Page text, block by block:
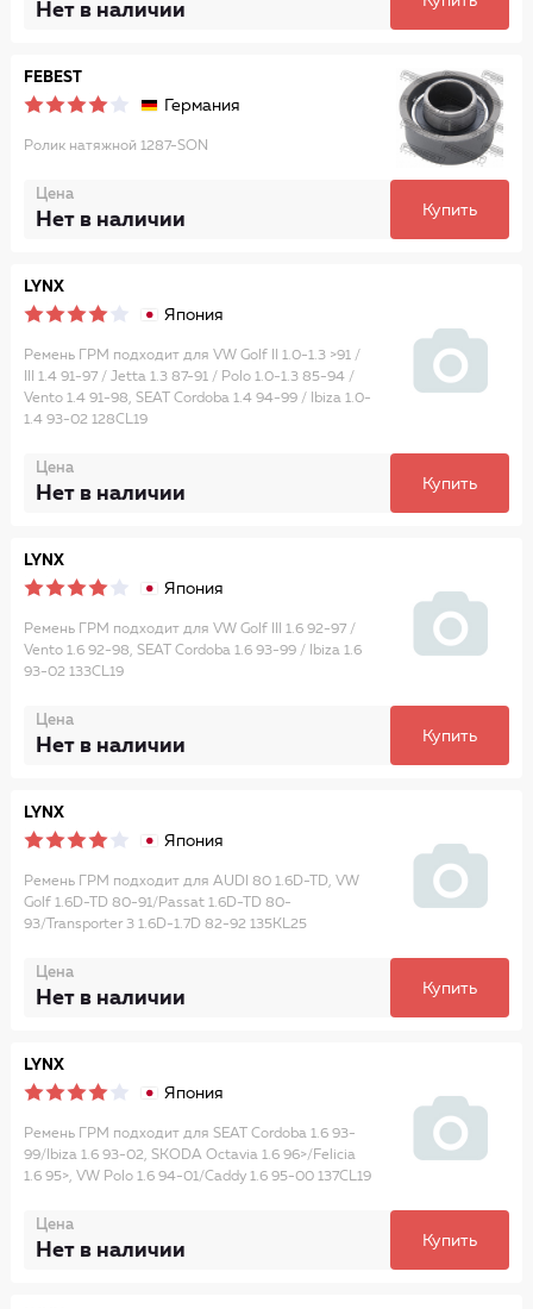
Нет в наличии
FEBEST
Германия
Ролик натяжной 1287-SON
Цена
Нет в наличии Купить
LYNX
Япония
Ремень ГРМ подходит для VW Golf II 1.0-1.3 >91 /
III 1.4 91-97 / Jetta 1.3 87-91 / Polo 1.0-1.3 85-94 /
Vento 1.4 91-98, SEAT Cordoba 1.4 94-99 / Ibiza 1.0-
1.4 93-02 128CL19
Цена
Нет в наличии Купить
LYNX
Япония
Ремень ГРМ подходит для VW Golf III 1.6 92-97 /
Vento 1.6 92-98, SEAT Cordoba 1.6 93-99 / Ibiza 1.6
93-02 133CL19
Цена
Нет в наличии Купить
LYNX
Япония
Ремень ГРМ подходит для AUDI 80 1.6D-TD, VW
Golf 1.6D-TD 80-91/Passat 1.6D-TD 80-
93/Transporter 3 1.6D-1.7D 82-92 135KL25
Цена
Нет в наличии Купить
LYNX
Япония
Ремень ГРМ подходит для SEAT Cordoba 1.6 93-
99/Ibiza 1.6 93-02, SKODA Octavia 1.6 96>/Felicia
1.6 95>, VW Polo 1.6 94-01/Caddy 1.6 95-00 137CL19
Цена
Нет в наличии Купить